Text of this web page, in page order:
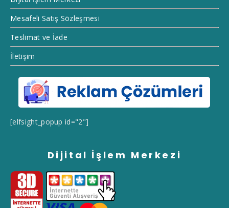
Mesafeli Satış Sözleşmesi
Teslimat ve İade
İletişim
[elfsight_popup id="2"]
Dijital İşlem Merkezi